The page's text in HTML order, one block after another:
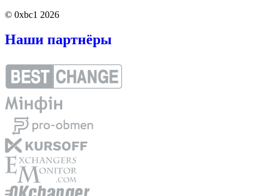
© 0xbc1 2026
Наши партнёры